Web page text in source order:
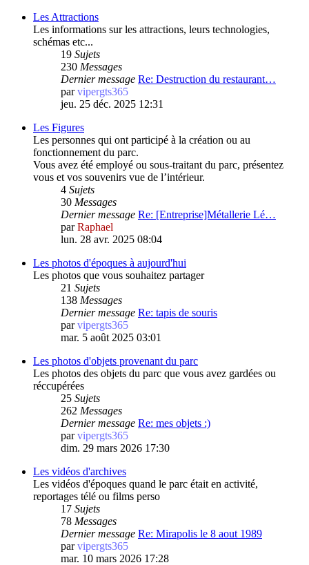
Les Attractions
Les informations sur les attractions, leurs technologies,
schémas etc...
19 Sujets
230 Messages
Dernier message Re: Destruction du restaurant…
parvipergts365
jeu. 25 déc. 2025 12:31
Les Figures
Les personnes qui ont participé à la création ou au
fonctionnement du parc.
Vous avez été employé ou sous-traitant du parc, présentez
vous et vos souvenirs vue de l’intérieur.
4 Sujets
30 Messages
Dernier message Re: [Entreprise]Métallerie Lé…
parRaphael
lun. 28 avr. 2025 08:04
Les photos d'époques à aujourd'hui
Les photos que vous souhaitez partager
21 Sujets
138 Messages
Dernier message Re: tapis de souris
parvipergts365
mar. 5 août 2025 03:01
Les photos d'objets provenant du parc
Les photos des objets du parc que vous avez gardées ou
réccupérées
25 Sujets
262 Messages
Dernier message Re: mes objets :)
parvipergts365
dim. 29 mars 2026 17:30
Les vidéos d'archives
Les vidéos d'époques quand le parc était en activité,
reportages télé ou films perso
17 Sujets
78 Messages
Dernier message Re: Mirapolis le 8 aout 1989
parvipergts365
mar. 10 mars 2026 17:28